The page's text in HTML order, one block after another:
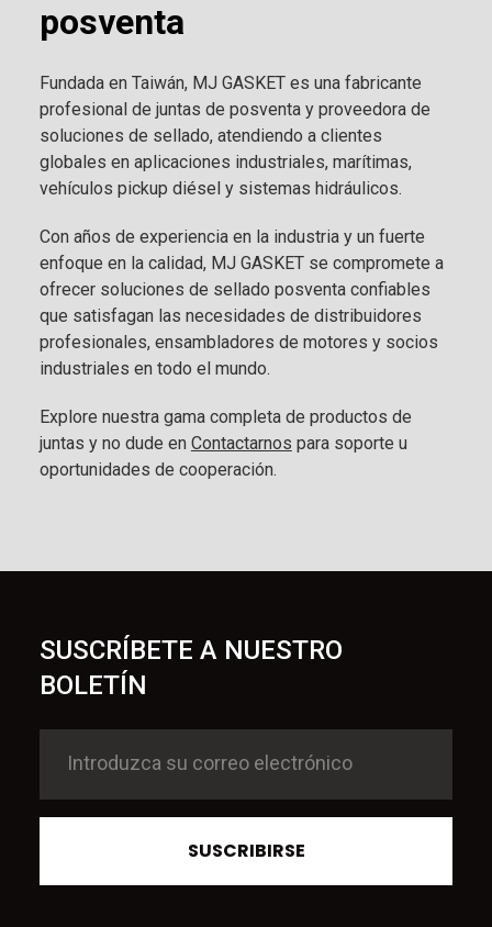
posventa
Fundada en Taiwán, MJ GASKET es una fabricante
profesional de juntas de posventa y proveedora de
soluciones de sellado, atendiendo a clientes
globales en aplicaciones industriales, marítimas,
vehículos pickup diésel y sistemas hidráulicos.
Con años de experiencia en la industria y un fuerte
enfoque en la calidad, MJ GASKET se compromete a
ofrecer soluciones de sellado posventa confiables
que satisfagan las necesidades de distribuidores
profesionales, ensambladores de motores y socios
industriales en todo el mundo.
Explore nuestra gama completa de productos de
juntas y no dude en Contactarnos para soporte u
oportunidades de cooperación.
SUSCRÍBETE A NUESTRO
BOLETÍN
SUSCRIBIRSE